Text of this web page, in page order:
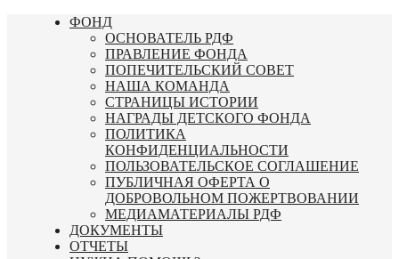
Перейти
ФОНД
ОСНОВАТЕЛЬ РДФ
ПРАВЛЕНИЕ ФОНДА
ПОПЕЧИТЕЛЬСКИЙ СОВЕТ
НАША КОМАНДА
СТРАНИЦЫ ИСТОРИИ
НАГРАДЫ ДЕТСКОГО ФОНДА
ПОЛИТИКА
КОНФИДЕНЦИАЛЬНОСТИ
ПОЛЬЗОВАТЕЛЬСКОЕ СОГЛАШЕНИЕ
ПУБЛИЧНАЯ ОФЕРТА О
ДОБРОВОЛЬНОМ ПОЖЕРТВОВАНИИ
МЕДИАМАТЕРИАЛЫ РДФ
ДОКУМЕНТЫ
ОТЧЕТЫ